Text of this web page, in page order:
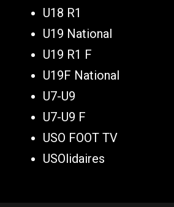
U18 R1
U19 National
U19 R1 F
U19F National
U7-U9
U7-U9 F
USO FOOT TV
USOlidaires